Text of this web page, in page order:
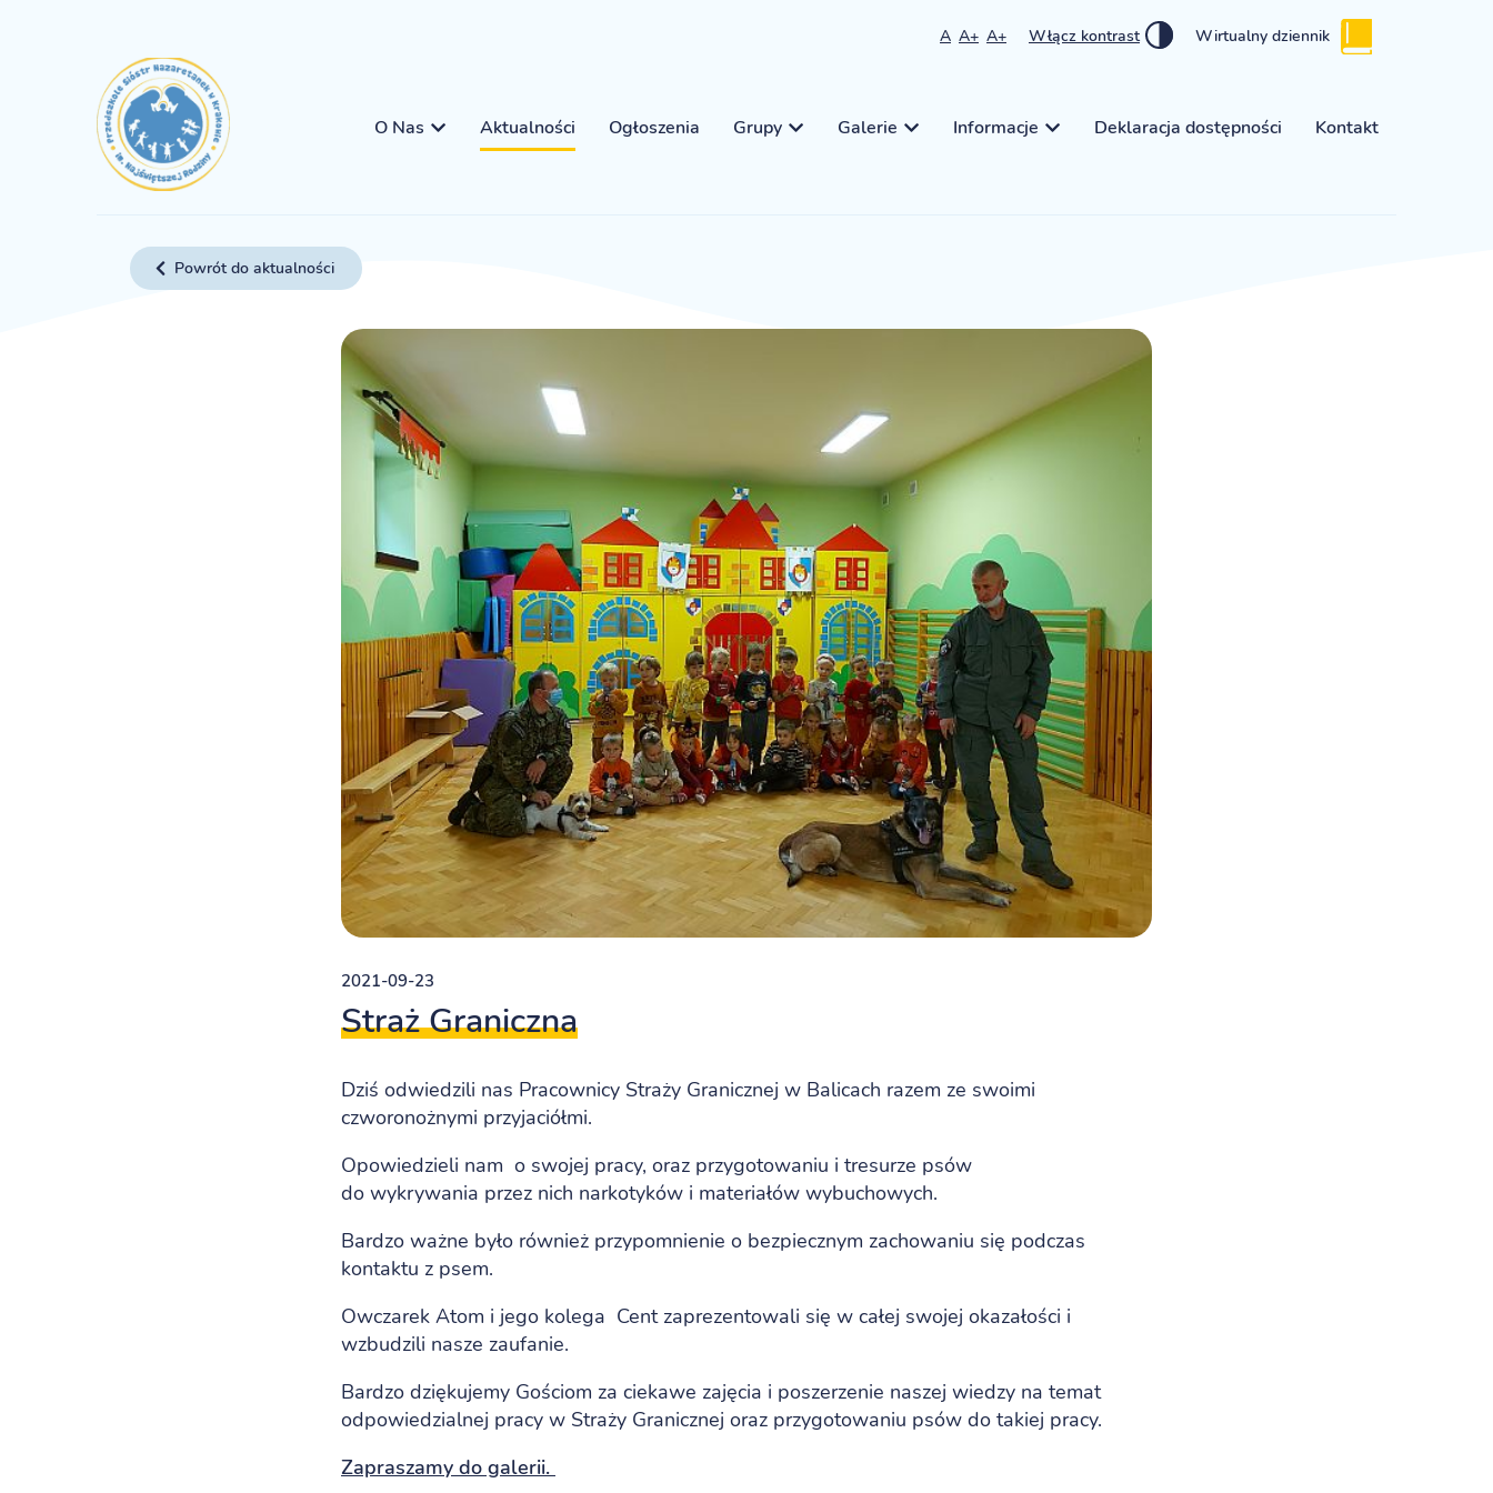
A A+ A+ Włącz kontrast Wirtualny dziennik
O Nas Aktualności Ogłoszenia Grupy Galerie Informacje Deklaracja dostępności Kontakt
Powrót do aktualności
2021-09-23
Straż Graniczna
Dziś odwiedzili nas Pracownicy Straży Granicznej w Balicach razem ze swoimi
czworonożnymi przyjaciółmi.
Opowiedzieli nam o swojej pracy, oraz przygotowaniu i tresurze psów
do wykrywania przez nich narkotyków i materiałów wybuchowych.
Bardzo ważne było również przypomnienie o bezpiecznym zachowaniu się podczas
kontaktu z psem.
Owczarek Atom i jego kolega Cent zaprezentowali się w całej swojej okazałości i
wzbudzili nasze zaufanie.
Bardzo dziękujemy Gościom za ciekawe zajęcia i poszerzenie naszej wiedzy na temat
odpowiedzialnej pracy w Straży Granicznej oraz przygotowaniu psów do takiej pracy.
Zapraszamy do galerii.